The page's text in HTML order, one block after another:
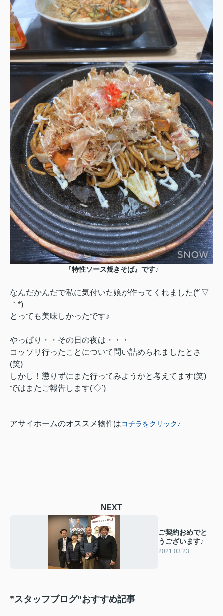
『特性ソース焼きそば』です♪
なんだかんだで私に気付いた娘が作ってくれました(*´▽
｀*)
とっても美味しかったです♪
やっぱり・・その日の夜は・・・
コッソリ行ったことについて問い詰められましたとさ
(笑)
しかし！懲りずにまた行ってみようかと考えてます(笑)
ではまたご報告します('◇')ゞ
アサイホームのオススメ物件はコチラをクリック♪
NEXT
ご契約おめでと
うございます♪
2021.03.23
”スタッフブログ”おすすめ記事